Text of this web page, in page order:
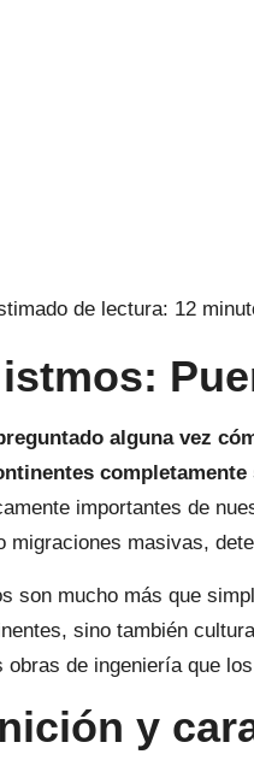
de lectura: 12
alguna vez
completamente
importantes de
migraciones masivas,
son mucho más que
sino también
obras de ingeniería que
y